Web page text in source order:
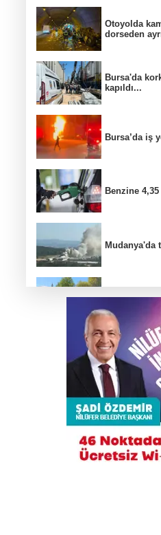
Otoyolda
dorseden
Bursa'da
kapıldı...
Bursa’da iş
Benzine
Mudanya'da
değişikliğine
Elini spiral
Büyükşehir
Suikast
donduran